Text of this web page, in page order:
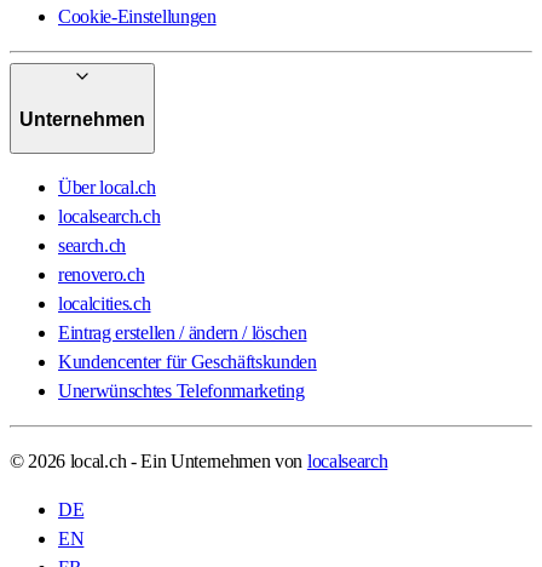
Cookie-Einstellungen
Unternehmen
Über local.ch
localsearch.ch
search.ch
renovero.ch
localcities.ch
Eintrag erstellen / ändern / löschen
Kundencenter für Geschäftskunden
Unerwünschtes Telefonmarketing
© 2026 local.ch - Ein Unternehmen von localsearch
DE
EN